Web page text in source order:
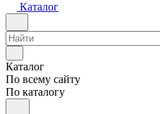
Каталог
Каталог
По всему сайту
По каталогу